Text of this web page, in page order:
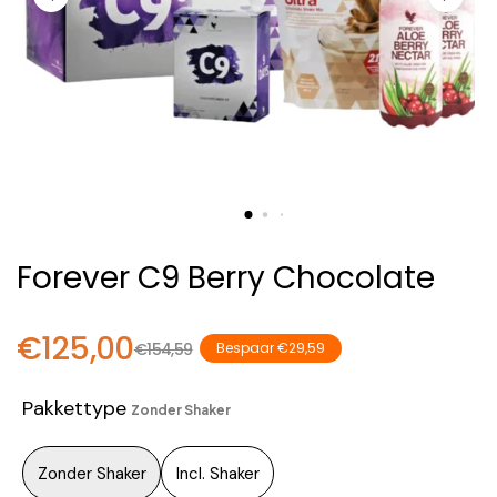
Forever C9 Berry Chocolate
€125,00€154,59 Bespaar €29,59
Pakkettype Zonder Shaker
Zonder Shaker Incl. Shaker